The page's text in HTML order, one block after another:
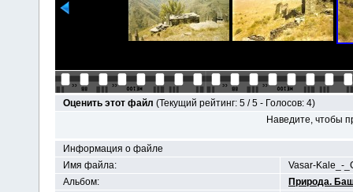
Оценить этот файл (Текущий рейтинг: 5 / 5 - Голосов: 4)
Наведите, чтобы
Информация о файле
Имя файла:
Vasar-Kale_-
Альбом:
Природа.